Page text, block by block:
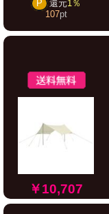
P 還元1％
107pt
￥10,707